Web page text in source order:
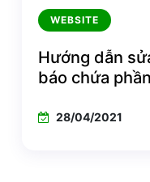
WEBSITE
Hướng dẫn
báo chứa
28/04/2021